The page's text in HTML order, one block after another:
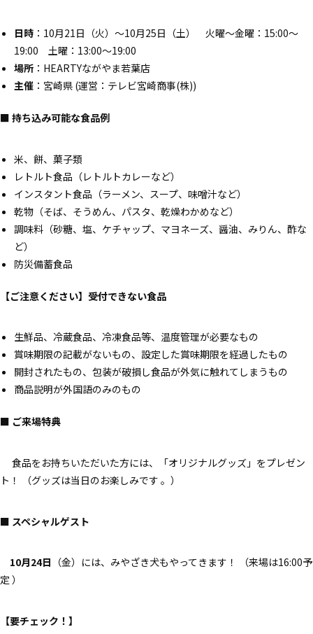
日時：10月21日（火）～10月25日（土） 火曜～金曜：15:00～
19:00 土曜：13:00～19:00
場所：HEARTYながやま若葉店
主催：宮崎県 (運営：テレビ宮崎商事(株))
■ 持ち込み可能な食品例
米、餅、菓子類
レトルト食品（レトルトカレーなど）
インスタント食品（ラーメン、スープ、味噌汁など）
乾物（そば、そうめん、パスタ、乾燥わかめなど）
調味料（砂糖、塩、ケチャップ、マヨネーズ、醤油、みりん、酢な
ど）
防災備蓄食品
【ご注意ください】受付できない食品
生鮮品、冷蔵食品、冷凍食品等、温度管理が必要なもの
賞味期限の記載がないもの、設定した賞味期限を経過したもの
開封されたもの、包装が破損し食品が外気に触れてしまうもの
商品説明が外国語のみのもの
■ ご来場特典
食品をお持ちいただいた方には、「オリジナルグッズ」をプレゼン
ト！ （グッズは当日のお楽しみです 。）
■ スペシャルゲスト
10月24日 （金）には、みやざき犬もやってきます！ （来場は16:00予
定 ）
【要チェック！】